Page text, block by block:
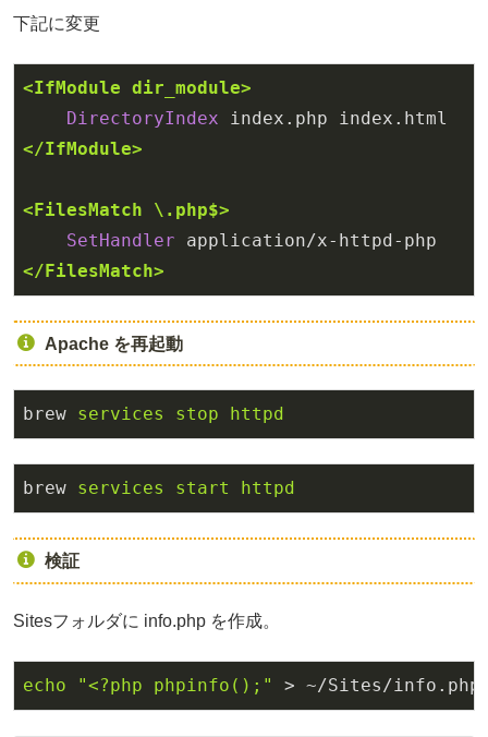
下記に変更
<IfModule dir_module>
DirectoryIndex
</IfModule>
<FilesMatch \.php$>
SetHandler
</FilesMatch>
Apache を再起動
brew services stop httpd
brew services start httpd
検証
Sitesフォルダに info.php を作成。
echo "<?php phpinfo();" > ~/Sites/info.php